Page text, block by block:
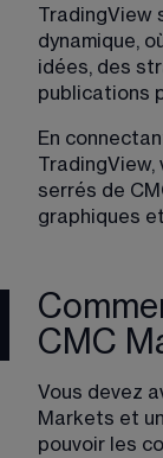
TradingView
dynamique,
idées, des
publications
En
serrés de
graphiques
CMC
Vous devez
Markets et
pouvoir les